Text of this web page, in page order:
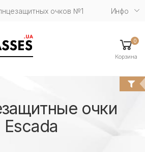
очков №1 Инфо
menu
0
Корзина
очки
Escada